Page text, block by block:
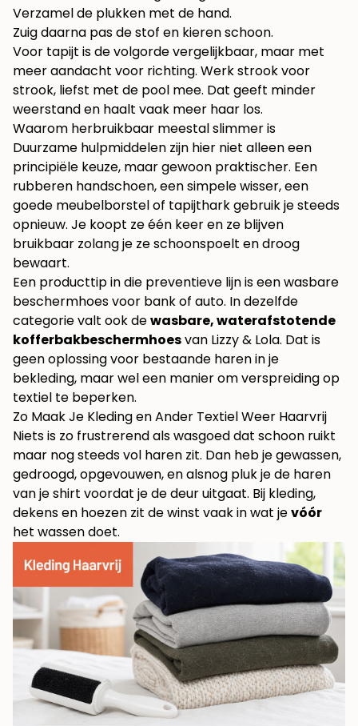
Verzamel de plukken met de hand.
Zuig daarna pas de stof en kieren schoon.
Voor tapijt is de volgorde vergelijkbaar, maar met
meer aandacht voor richting. Werk strook voor
strook, liefst met de pool mee. Dat geeft minder
weerstand en haalt vaak meer haar los.
Waarom herbruikbaar meestal slimmer is
Duurzame hulpmiddelen zijn hier niet alleen een
principiële keuze, maar gewoon praktischer. Een
rubberen handschoen, een simpele wisser, een
goede meubelborstel of tapijthark gebruik je steeds
opnieuw. Je koopt ze één keer en ze blijven
bruikbaar zolang je ze schoonspoelt en droog
bewaart.
Een producttip in die preventieve lijn is een wasbare
beschermhoes voor bank of auto. In dezelfde
categorie valt ook dewasbare, waterafstotende
kofferbakbeschermhoesvan Lizzy & Lola. Dat is
geen oplossing voor bestaande haren in je
bekleding, maar wel een manier om verspreiding op
textiel te beperken.
Zo Maak Je Kleding en Ander Textiel Weer Haarvrij
Niets is zo frustrerend als wasgoed dat schoon ruikt
maar nog steeds vol haren zit. Dan heb je gewassen,
gedroogd, opgevouwen, en alsnog pluk je de haren
van je shirt voordat je de deur uitgaat. Bij kleding,
dekens en hoezen zit de winst vaak in wat jevóór
het wassen doet.